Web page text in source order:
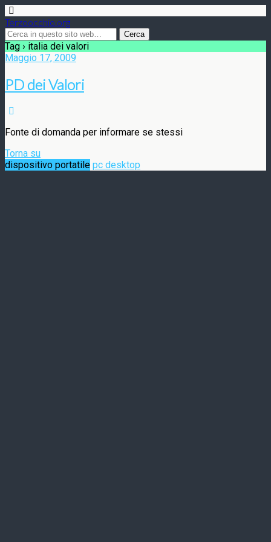
Terzoocchio.org
Tag › italia dei valori
Maggio 17, 2009
PD dei Valori
Fonte di domanda per informare se stessi
Torna su
dispositivo portatile pc desktop